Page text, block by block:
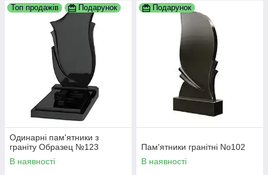
Топ продажів Подарунок
Одинарні пам'ятники з
граніту Образец №123
В наявності
Подарунок
Пам'ятники гранітні No102
В наявності